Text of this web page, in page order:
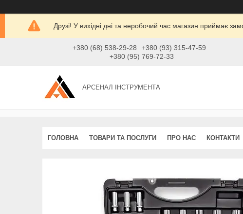
Друзі! У вихідні дні та неробочий час магазин приймає
+380 (68) 538-29-28
+380 (93) 315-47-59
+380 (95) 769-72-33
АРСЕНАЛ ІНСТРУМЕНТА
ГОЛОВНА ТОВАРИ ТА ПОСЛУГИ ПРО НАС КОНТАКТИ